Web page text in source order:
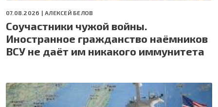
07.08.2026 |АЛЕКСЕЙ БЕЛОВ
Соучастники чужой войны.
Иностранное гражданство наёмников
ВСУ не даёт им никакого иммунитета